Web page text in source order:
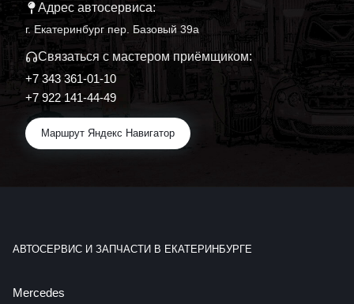
Адрес автосервиса:
г. Екатеринбург пер. Базовый 39а
Связаться с мастером приёмщиком:
+7 343 361-01-10
+7 922 141-44-49
Маршрут Яндекс Навигатор
АВТОСЕРВИС И ЗАПЧАСТИ В ЕКАТЕРИНБУРГЕ
Mercedes